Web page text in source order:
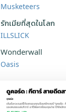
Musketeers
รักเมียที่สุดในโลก
ILLSLICK
Wonderwall
Oasis